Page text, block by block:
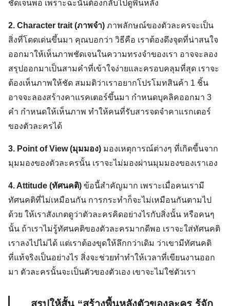
ชัดเจนพอ เพราะฉะนั้นต้องกลับไปดูพื้นหลัง
2. Character trait (ภาพจำ) ภาพลักษณ์ของตัวละครจะเป็น
สิ่งที่โดดเด่นขึ้นมา คุณบอกว่า วิธีคือ เราต้องดึงจุดที่น่าสนใจ
ออกมาให้เห็นภาพชัดเจนในความทรงจำของเรา อาจจะลอง
สรุปออกมาเป็นสามคำที่เข้าใจง่ายและครอบคลุมที่สุด เราจะ
ต้องเห็นภาพให้ชัด สมมติว่าเราอยากโปรโมทสินค้า 1 ชิ้น
อาจจะลองสร้างคาแรคเตอร์ขึ้นมา กำหนดบุคลิคออกมา 3
คำ กำหนดให้เห็นภาพ ทำให้คนที่รับสารจดจำคาแรกเตอร์
ของตัวละครได้
3. Point of View (มุมมอง) มองเหตุการณ์ต่างๆ ที่เกิดขี้นจาก
มุมมองของตัวละครนั้น เราจะไม่มองผ่านมุมมองของเราเอง
4. Attitude (ทัศนคติ) ข้อนี้สำคัญมาก เพราะเมื่อคนเรามี
ทัศนคติที่ไม่เหมือนกัน การกระทำก็จะไม่เหมือนกันตามไป
ด้วย ให้เราสังเกตดูว่าตัวละครคิดอย่างไรกับสิ่งนั้น หรือคนๆ
นั้น ถ้าเราไม่รู้ทัศนคติของตัวละครมากดีพอ เราจะใส่ทัศนคติ
เราลงไปไม่ได้ แต่เราต้องขุดให้ลึกกว่าเดิม ว่าเขามีทัศนคติ
ที่แท้จริงเป็นอย่างไร สิ่งจะช่วยทำทำให้เวลาที่เขียนงานออก
มา ตัวละครนั้นจะเป็นตัวของตัวเอง เขาจะไม่ใช่ตัวเรา